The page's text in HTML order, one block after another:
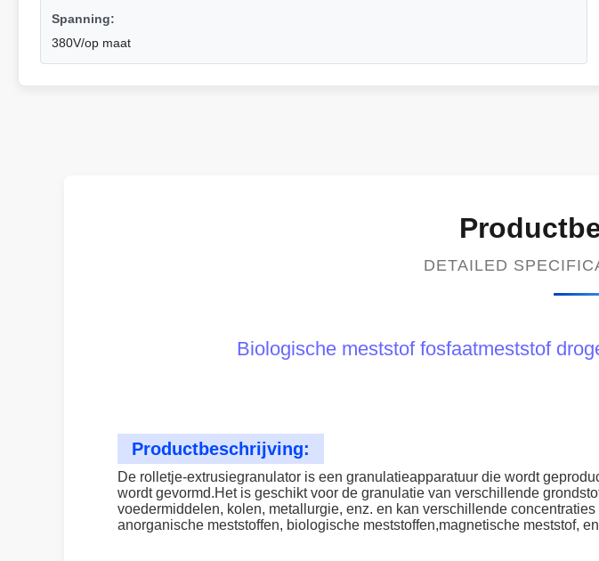
Spanning:
380V/op maat
DETAILED
Biologische meststof fosfaatmeststof
Productbeschrijving:
De rolletje-extrusiegranulator is een granulatieapparatuur die wordt
wordt gevormd.Het is geschikt voor de granulatie van verschillende
voedermiddelen, kolen, metallurgie, enz. en kan verschillende
anorganische meststoffen, biologische meststoffen,magnetische meststof,